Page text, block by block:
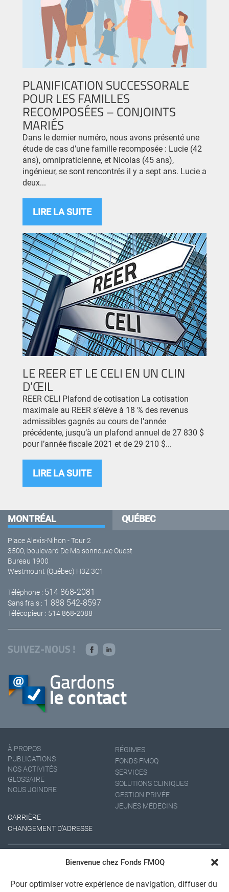
Bienvenue chez Fonds FMOQ
Pour optimiser votre expérience de navigation, diffuser du
PLANIFICATION SUCCESSORALE
POUR LES FAMILLES
RECOMPOSÉES – CONJOINTS
MARIÉS
Dans le dernier numéro, nous avons présenté une
étude de cas d’une famille recomposée : Lucie (42
ans), omnipraticienne, et Nicolas (45 ans),
ingénieur, se sont rencontrés il y a sept ans. Lucie a
deux...
LIRE LA SUITE
LE REER ET LE CELI EN UN CLIN
D’ŒIL
REER CELI Plafond de cotisation La cotisation
maximale au REER s’élève à 18 % des revenus
admissibles gagnés au cours de l’année
précédente, jusqu’à un plafond annuel de 27 830 $
pour l’année fiscale 2021 et de 29 210 $...
LIRE LA SUITE
MONTRÉAL QUÉBEC
Place Alexis-Nihon - Tour 2
3500, boulevard De Maisonneuve Ouest
Bureau 1900
Westmount (Québec) H3Z 3C1
Téléphone : 514 868-2081
Sans frais : 1 888 542-8597
Télécopieur : 514 868-2088
SUIVEZ-NOUS !
À PROPOS
PUBLICATIONS
NOS ACTIVITÉS
GLOSSAIRE
NOUS JOINDRE
RÉGIMES
FONDS FMOQ
SERVICES
SOLUTIONS CLINIQUES
GESTION PRIVÉE
JEUNES MÉDECINS
CARRIÈRE
CHANGEMENT D'ADRESSE